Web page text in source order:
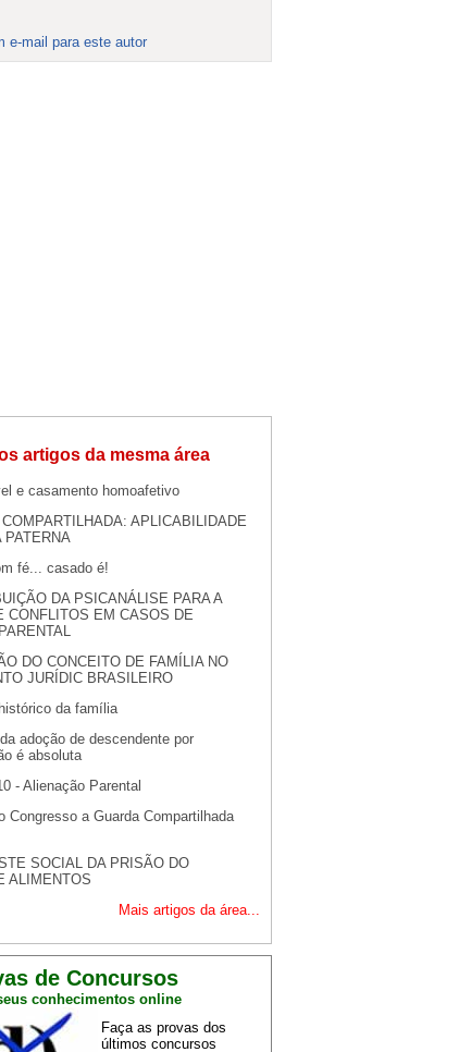
e-mail para este autor
artigos da mesma área
e casamento homoafetivo
APLICABILIDADE
PATERNA
fé... casado é!
DA PSICANÁLISE PARA A
CONFLITOS EM CASOS DE
DO CONCEITO DE FAMÍLIA NO
JURÍDIC BRASILEIRO
da família
adoção de descendente por
é absoluta
- Alienação Parental
Congresso a Guarda Compartilhada
SOCIAL DA PRISÃO DO
ALIMENTOS
Mais artigos da área...
de Concursos
conhecimentos online
Faça as provas dos
últimos concursos